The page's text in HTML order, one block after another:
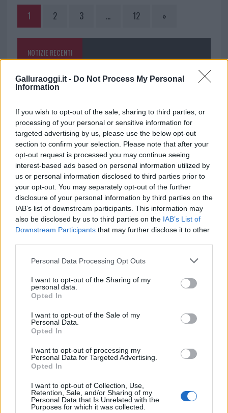
Galluraoggi.it - Do Not Process My Personal
Information
If you wish to opt-out of the sale, sharing to third parties, or
processing of your personal or sensitive information for
targeted advertising by us, please use the below opt-out
section to confirm your selection. Please note that after your
opt-out request is processed you may continue seeing
interest-based ads based on personal information utilized by
us or personal information disclosed to third parties prior to
your opt-out. You may separately opt-out of the further
disclosure of your personal information by third parties on the
IAB’s list of downstream participants. This information may
also be disclosed by us to third parties on the IAB’s List of
Downstream Participants that may further disclose it to other
Please note that this website/app uses one or more Google
not limited to your visit or usage behaviour. You may click to
grant or deny consent to Google and its third-party tags to
use your data for below specified purposes in below Google
consent section.
Personal Data Processing Opt Outs
I want to opt-out of the Sharing of my
personal data.
Opted In
I want to opt-out of the Sale of my
Personal Data.
Opted In
I want to opt-out of processing my
Personal Data for Targeted Advertising.
Opted In
I want to opt-out of Collection, Use,
Retention, Sale, and/or Sharing of my
Personal Data that Is Unrelated with the
Purposes for which it was collected.
1 2 3 … 12 »
NOTIZIE RECENTI
Michelle Hunziker in Gallura, bella anche dal
Calangianus, dopo le polemiche il centro
accoglienza minori chiude
Olbia, divieto di sosta contro spaccio e degrado:
esplode la protesta
Pausa caffè impeccabile: come scegliere la
soluzione ideale per la casa e l’ufficio
Monte Pino, la fine di un lungo dolore: storia e
Raid nelle campagne di Berchidda, rischio per
la rete elettrica
ritrova la strada